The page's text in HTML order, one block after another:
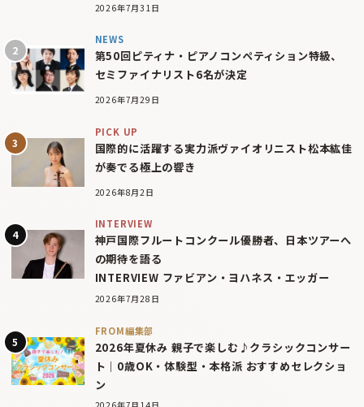
2026年7月31日
NEWS
第50回ピティナ・ピアノコンペティション特級、
セミファイナリスト6名が決定
2026年7月29日
PICK UP
国際的に活躍する実力派ヴァイオリニスト松本紘佳
が奏でる極上の響き
2026年8月2日
INTERVIEW
神戸国際フルートコンクール優勝者、日本ツアーへ
の期待を語る
INTERVIEW ファビアン・ヨハネス・エッガー
2026年7月28日
FROM編集部
2026年夏休み 親子で楽しむ♪クラシックコンサー
ト｜0歳OK・体験型・本格派 おすすめセレクショ
ン